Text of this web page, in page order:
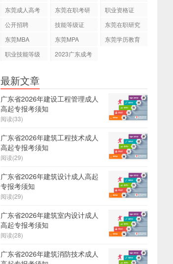
东莞成人高考
东莞在职考研
职业资格证
公开招聘
技能等级证
东莞在职研究
东莞MBA 东莞MPA
东莞学历教育
职业技能等级
2023广东成考
最新文章
广东省2026年建设工程管理成人
高起专报考须知
阅读(33)
广东省2026年建筑工程技术成人
高起专报考须知
阅读(29)
广东省2026年建筑设计成人高起
专报考须知
阅读(29)
广东省2026年建筑室内设计成人
高起专报考须知
阅读(28)
广东省2026年建筑消防技术成人